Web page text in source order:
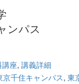
ンパス
座,講義詳細
京千住キャンパス,東